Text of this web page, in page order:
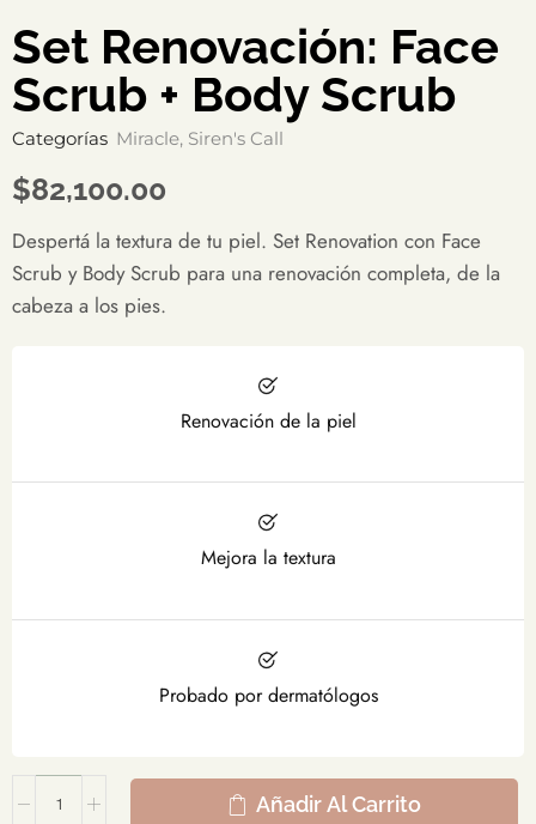
Set Renovación: Face
Scrub + Body Scrub
Categorías Miracle, Siren's Call
$82,100.00
Despertá la textura de tu piel. Set Renovation con Face
Scrub y Body Scrub para una renovación completa, de la
cabeza a los pies.
Renovación de la piel
Mejora la textura
Probado por dermatólogos
Añadir Al Carrito